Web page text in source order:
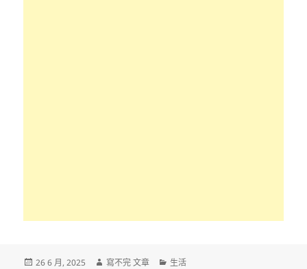
發
26 6 月, 2025
作
寫不完 文章
分
生活